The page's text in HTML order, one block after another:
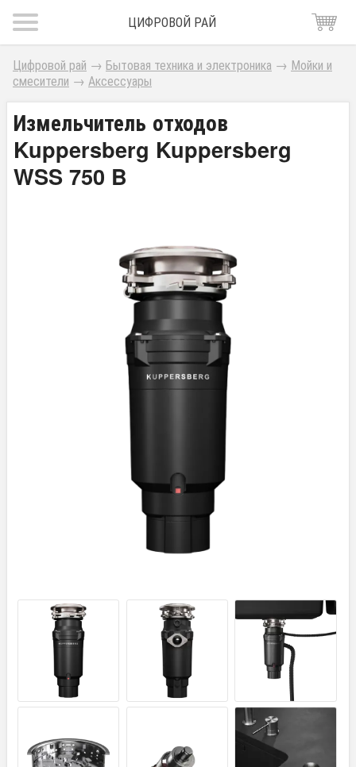
ЦИФРОВОЙ РАЙ
Цифровой рай → Бытовая техника и электроника → Мойки и
смесители → Аксессуары
Измельчитель отходов
Kuppersberg Kuppersberg
WSS 750 B